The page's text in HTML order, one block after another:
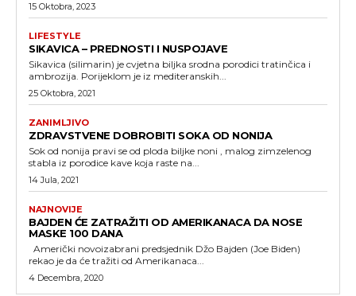
15 Oktobra, 2023
LIFESTYLE
SIKAVICA – PREDNOSTI I NUSPOJAVE
Sikavica (silimarin) je cvjetna biljka srodna porodici tratinčica i
ambrozija. Porijeklom je iz mediteranskih...
25 Oktobra, 2021
ZANIMLJIVO
ZDRAVSTVENE DOBROBITI SOKA OD NONIJA
Sok od nonija pravi se od ploda biljke noni , malog zimzelenog
stabla iz porodice kave koja raste na...
14 Jula, 2021
NAJNOVIJE
BAJDEN ĆE ZATRAŽITI OD AMERIKANACA DA NOSE
MASKE 100 DANA
rekao je da će tražiti od Amerikanaca...
4 Decembra, 2020